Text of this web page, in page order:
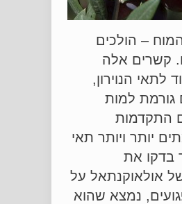
– הולכים
קשרים אלה
לתאי הנוירון,
גורמת למות
התקדמות
יותר ויותר תאי
בדקו את
אולאוקנתאל על
נמצא שהוא